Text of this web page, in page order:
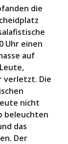
die
Uhr einen
auf
verletzt. Die
nicht
beleuchten
das
Der